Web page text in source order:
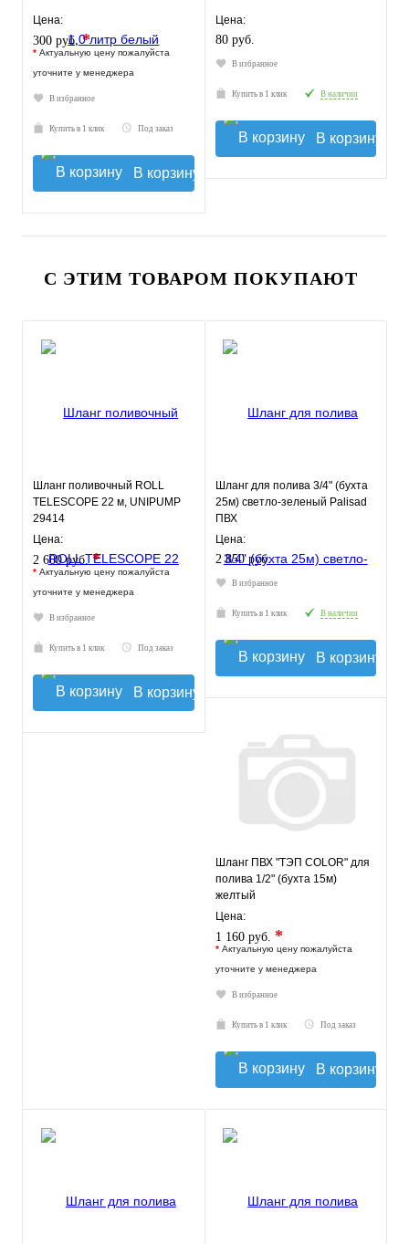
Цена:
300 руб.*
* Актуальную цену пожалуйста
уточните у менеджера
В избранное
Купить в 1 клик Под заказ
В корзину
Цена:
80 руб.
В избранное
Купить в 1 клик В наличии
В корзину
С ЭТИМ ТОВАРОМ ПОКУПАЮТ
Шланг поливочный ROLL
TELESCOPE 22 м, UNIPUMP
29414
Цена:
2 600 руб. *
* Актуальную цену пожалуйста
уточните у менеджера
В избранное
Купить в 1 клик Под заказ
В корзину
Шланг для полива 3/4" (бухта
25м) светло-зеленый Palisad
ПВХ
Цена:
2 850 руб.
В избранное
Купить в 1 клик В наличии
В корзину
Шланг ПВХ "ТЭП COLOR" для
полива 1/2" (бухта 15м)
желтый
Цена:
1 160 руб. *
* Актуальную цену пожалуйста
уточните у менеджера
В избранное
Купить в 1 клик Под заказ
В корзину